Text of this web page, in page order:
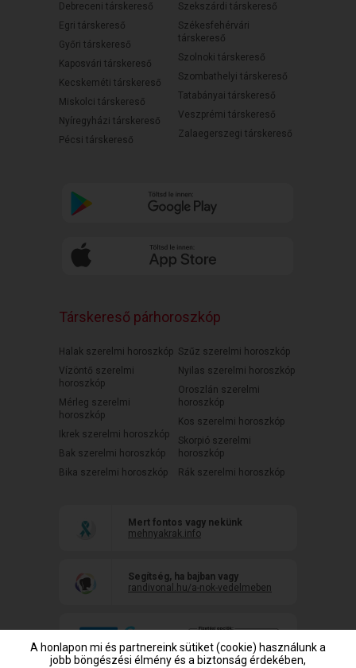
Debreceni társkereső
Egri társkereső
Győri társkereső
Kaposvári társkereső
Kecskeméti társkereső
Miskolci társkereső
Nyíregyházi társkereső
Pécsi társkereső
Szekszárdi társkereső
Székesfehérvári
társkereső
Szolnoki társkereső
Szombathelyi társkereső
Tatabányai társkereső
Veszprémi társkereső
Zalaegerszegi társkereső
Társkereső párhoroszkóp
Halak szerelmi horoszkóp
Vízöntő szerelmi
horoszkóp
Mérleg szerelmi
horoszkóp
Ikrek szerelmi horoszkóp
Bak szerelmi horoszkóp
Bika szerelmi horoszkóp
Szűz szerelmi horoszkóp
Nyilas szerelmi horoszkóp
Oroszlán szerelmi
horoszkóp
Kos szerelmi horoszkóp
Skorpió szerelmi
horoszkóp
Rák szerelmi horoszkóp
Mert fontos vagy nekünk
mehnyakrak.info
Segítség, ha bajban vagy
randivonal.hu/a-nok-vedelmeben
A honlapon mi és partnereink sütiket (cookie) használunk a
jobb böngészési élmény és a biztonság érdekében,